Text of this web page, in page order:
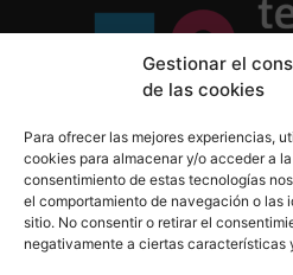
Gestionar el
de las cookies
Para ofrecer las mejores experiencias,
cookies para almacenar y/o acceder a
consentimiento de estas tecnologías
el comportamiento de navegación o las
sitio. No consentir o retirar el
negativamente a ciertas características
Política de
Aviso